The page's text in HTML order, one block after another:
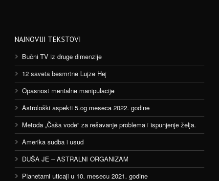
NAJNOVIJI TEKSTOVI
Bučni TV iz druge dimenzije
12 saveta besmrtne Lujze Hej
Opasnost mentalne manipulacije
Astrološki aspekti 5.og meseca 2022. godine
Metoda „Čaša vode“ za rešavanje problema i ispunjenje želja.
Amerika sudba i usud
DUŠA JE – ASTRALNI ORGANIZAM
Planetarni uticaji u 10. mesecu 2021. godine